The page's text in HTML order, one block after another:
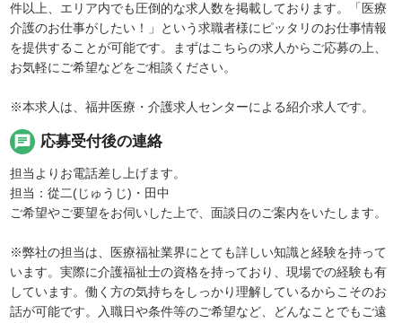
件以上、エリア内でも圧倒的な求人数を掲載しております。「医療
介護のお仕事がしたい！」という求職者様にピッタリのお仕事情報
を提供することが可能です。まずはこちらの求人からご応募の上、
お気軽にご希望などをご相談ください。
※本求人は、福井医療・介護求人センターによる紹介求人です。
chat 応募受付後の連絡
担当よりお電話差し上げます。
担当：從二(じゅうじ)・田中
ご希望やご要望をお伺いした上で、面談日のご案内をいたします。
※弊社の担当は、医療福祉業界にとても詳しい知識と経験を持って
います。実際に介護福祉士の資格を持っており、現場での経験も有
しています。働く方の気持ちをしっかり理解しているからこそのお
話が可能です。入職日や条件等のご希望など、どんなことでもご遠